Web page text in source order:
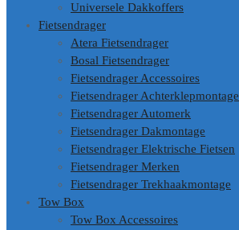
Universele Dakkoffers
Fietsendrager
Atera Fietsendrager
Bosal Fietsendrager
Fietsendrager Accessoires
Fietsendrager Achterklepmontage
Fietsendrager Automerk
Fietsendrager Dakmontage
Fietsendrager Elektrische Fietsen
Fietsendrager Merken
Fietsendrager Trekhaakmontage
Tow Box
Tow Box Accessoires